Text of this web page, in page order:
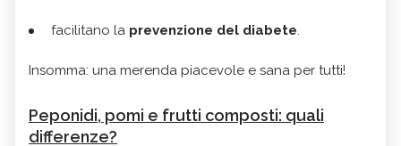
facilitano la prevenzione del diabete.
Insomma: una merenda piacevole e sana per tutti!
Peponidi, pomi e frutti composti: quali
differenze?